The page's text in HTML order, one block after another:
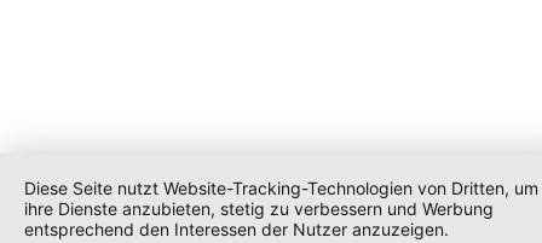
Diese Seite nutzt Website-Tracking-Technologien von Dritten, um
ihre Dienste anzubieten, stetig zu verbessern und Werbung
entsprechend den Interessen der Nutzer anzuzeigen.